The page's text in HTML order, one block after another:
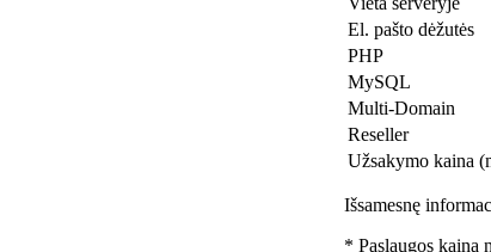
El. pašto dėžutės
PHP
MySQL
Multi-Domain
Reseller
Užsakymo kaina
Išsamesnę
* Paslaugos kaina